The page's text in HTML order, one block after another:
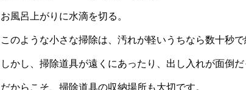
お風呂上がりに水滴を切る。
このような小さな掃除は、汚れが軽いうちなら数十秒で
しかし、掃除道具が遠くにあったり、出し入れが面倒
だからこそ、掃除道具の収納場所も大切です。